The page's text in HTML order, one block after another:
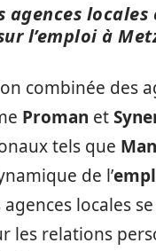
agences locales
l’emploi à
combinée des
Proman et
tels que
de l’
locales
les relations